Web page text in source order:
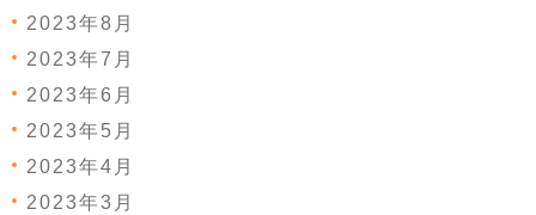
2023年8月
2023年7月
2023年6月
2023年5月
2023年4月
2023年3月